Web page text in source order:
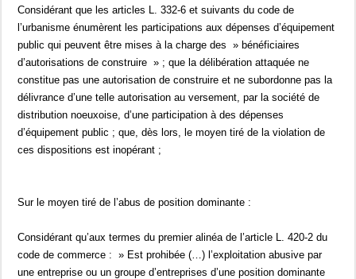
Considérant que les articles L. 332-6 et suivants du code de
l’urbanisme énumèrent les participations aux dépenses d’équipement
public qui peuvent être mises à la charge des » bénéficiaires
d’autorisations de construire » ; que la délibération attaquée ne
constitue pas une autorisation de construire et ne subordonne pas la
délivrance d’une telle autorisation au versement, par la société de
distribution noeuxoise, d’une participation à des dépenses
d’équipement public ; que, dès lors, le moyen tiré de la violation de
ces dispositions est inopérant ;
Sur le moyen tiré de l’abus de position dominante :
Considérant qu’aux termes du premier alinéa de l’article L. 420-2 du
code de commerce : » Est prohibée (…) l’exploitation abusive par
une entreprise ou un groupe d’entreprises d’une position dominante